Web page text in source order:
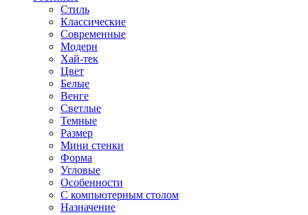
Стиль
Классические
Современные
Модерн
Хай-тек
Цвет
Белые
Венге
Светлые
Темные
Размер
Мини стенки
Форма
Угловые
Особенности
С компьютерным столом
Назначение